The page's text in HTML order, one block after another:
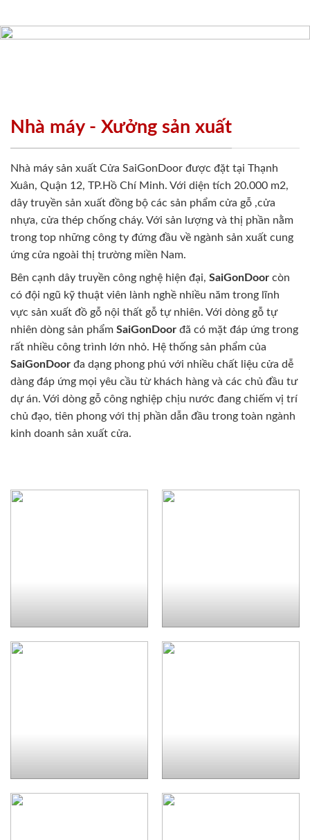
Nhà máy - Xưởng sản xuất
Nhà máy sản xuất Cửa SaiGonDoor được đặt tại Thạnh
Xuân, Quận 12, TP.Hồ Chí Minh. Với diện tích 20.000 m2,
dây truyền sản xuất đồng bộ các sản phẩm cửa gỗ ,cửa
nhựa, cửa thép chống cháy. Với sản lượng và thị phần nằm
trong top những công ty đứng đầu về ngành sản xuất cung
ứng cửa ngoài thị trường miền Nam.
Bên cạnh dây truyền công nghệ hiện đại, SaiGonDoor còn
có đội ngũ kỹ thuật viên lành nghề nhiều năm trong lĩnh
vực sản xuất đồ gỗ nội thất gỗ tự nhiên. Với dòng gỗ tự
nhiên dòng sản phẩm SaiGonDoor đã có mặt đáp ứng trong
rất nhiều công trình lớn nhỏ. Hệ thống sản phẩm của
SaiGonDoor đa dạng phong phú với nhiều chất liệu cửa dễ
dàng đáp ứng mọi yêu cầu từ khách hàng và các chủ đầu tư
dự án. Với dòng gỗ công nghiệp chịu nước đang chiếm vị trí
chủ đạo, tiên phong với thị phần dẫn đầu trong toàn ngành
kinh doanh sản xuất cửa.